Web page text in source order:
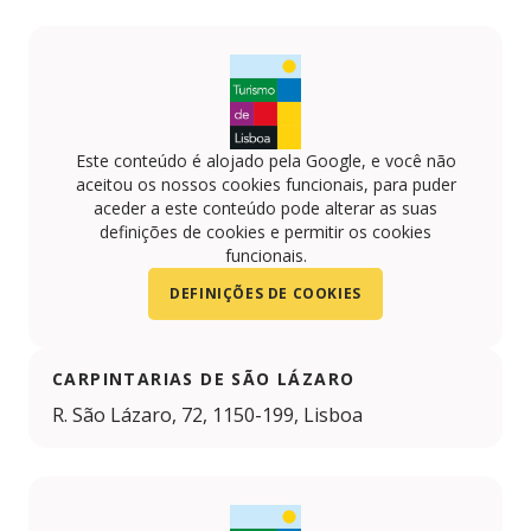
Este conteúdo é alojado pela Google, e você não
aceitou os nossos cookies funcionais, para puder
aceder a este conteúdo pode alterar as suas
definições de cookies e permitir os cookies
funcionais.
DEFINIÇÕES DE COOKIES
CARPINTARIAS DE SÃO LÁZARO
R. São Lázaro, 72, 1150-199, Lisboa